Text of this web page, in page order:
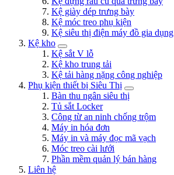
Kệ giày dép trưng bày
Kệ móc treo phụ kiện
Kệ siêu thị điện máy đồ gia dụng
Kệ kho
Kệ sắt V lỗ
Kệ kho trung tải
Kệ tải hàng nặng công nghiệp
Phụ kiện thiết bị Siêu Thị
Bàn thu ngân siêu thị
Tủ sắt Locker
Công từ an ninh chống trộm
Máy in hóa đơn
Máy in và máy đọc mã vạch
Móc treo cài lưới
Phần mềm quản lý bán hàng
Liên hệ